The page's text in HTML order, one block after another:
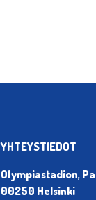
YHTEYSTIEDOT
Olympiastadion,
00250 Helsinki